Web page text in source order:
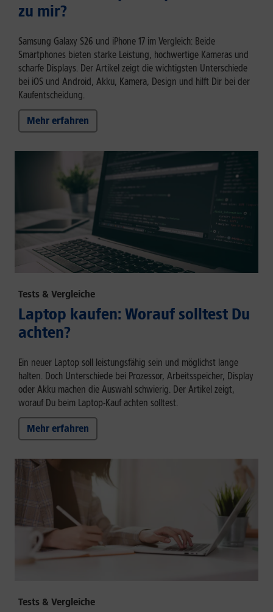
zu mir?
Samsung Galaxy S26 und iPhone 17 im Vergleich: Beide
Smartphones bieten starke Leistung, hochwertige Kameras und
scharfe Displays. Der Artikel zeigt die wichtigsten Unterschiede
bei iOS und Android, Akku, Kamera, Design und hilft Dir bei der
Kaufentscheidung.
Mehr erfahren
Tests & Vergleiche
Laptop kaufen: Worauf solltest Du
achten?
Ein neuer Laptop soll leistungsfähig sein und möglichst lange
halten. Doch Unterschiede bei Prozessor, Arbeitsspeicher, Display
oder Akku machen die Auswahl schwierig. Der Artikel zeigt,
worauf Du beim Laptop-Kauf achten solltest.
Mehr erfahren
Tests & Vergleiche